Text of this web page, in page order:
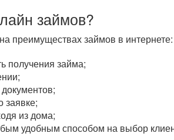
займов?
преимуществах займов в интернете:
получения займа;
заявке;
из дома;
удобным способом на выбор